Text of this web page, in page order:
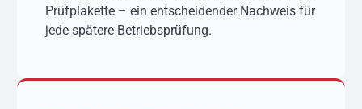
Prüfplakette – ein entscheidender Nachweis für
jede spätere Betriebsprüfung.